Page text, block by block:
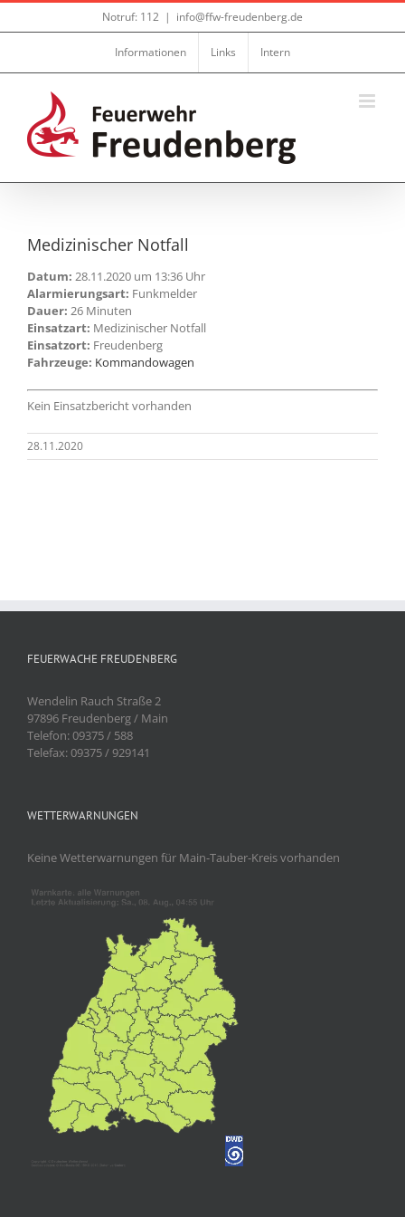
Zum
Notruf: 112 | info@ffw-freudenberg.de
Informationen Links Intern
Medizinischer Notfall
Datum: 28.11.2020 um 13:36 Uhr
Alarmierungsart: Funkmelder
Dauer: 26 Minuten
Einsatzart: Medizinischer Notfall
Einsatzort: Freudenberg
Fahrzeuge: Kommandowagen
Kein Einsatzbericht vorhanden
28.11.2020
FEUERWACHE FREUDENBERG
Wendelin Rauch Straße 2
97896 Freudenberg / Main
Telefon: 09375 / 588
Telefax: 09375 / 929141
WETTERWARNUNGEN
Keine Wetterwarnungen für Main-Tauber-Kreis vorhanden